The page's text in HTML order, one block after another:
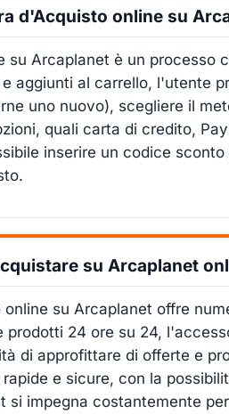
d'Acquisto online su
su Arcaplanet è un processo
aggiunti al carrello, l'utente
uno nuovo), scegliere il
quali carta di credito,
inserire un codice
su Arcaplanet
online su Arcaplanet offre
prodotti 24 ore su 24,
di approfittare di offerte e
rapide e sicure, con la
si impegna costantemente